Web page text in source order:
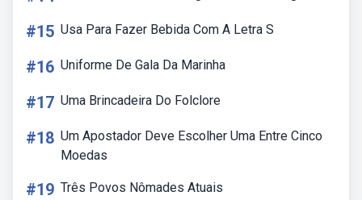
#15 Usa Para Fazer Bebida Com A Letra S
#16 Uniforme De Gala Da Marinha
#17 Uma Brincadeira Do Folclore
#18 Um Apostador Deve Escolher Uma Entre Cinco
Moedas
#19 Três Povos Nômades Atuais